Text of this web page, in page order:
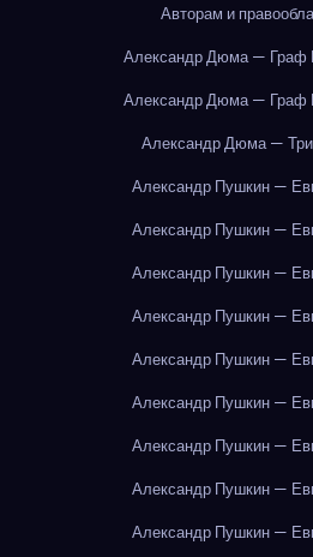
Авторам и
Александр Дюма — Граф
Александр Дюма — Граф
Александр Дюма —
Александр Пушкин —
Александр Пушкин —
Александр Пушкин —
Александр Пушкин —
Александр Пушкин —
Александр Пушкин —
Александр Пушкин —
Александр Пушкин —
Александр Пушкин —